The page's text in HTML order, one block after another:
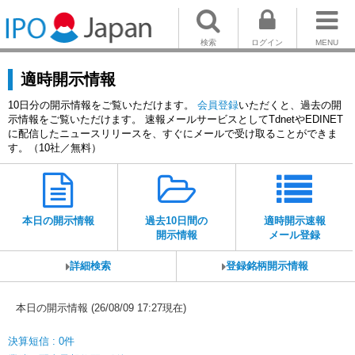
MENU
ログイン
検索
適時開示情報
10日分の開示情報をご覧いただけます。 会員登録いただくと、過去の開
示情報をご覧いただけます。 速報メールサービスとしてTdnetやEDINET
に配信したニュースリリースを、すぐにメールで受け取ることができま
す。（10社／無料）
本日の開示情報
過去10日間の
開示情報
適時開示速報
メール登録
詳細検索 登録銘柄開示情報
本日の開示情報 (26/08/09 17:27現在)
決算短信 : 0件